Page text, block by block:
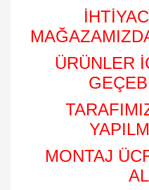
ÜRÜNLER
MONTAJ